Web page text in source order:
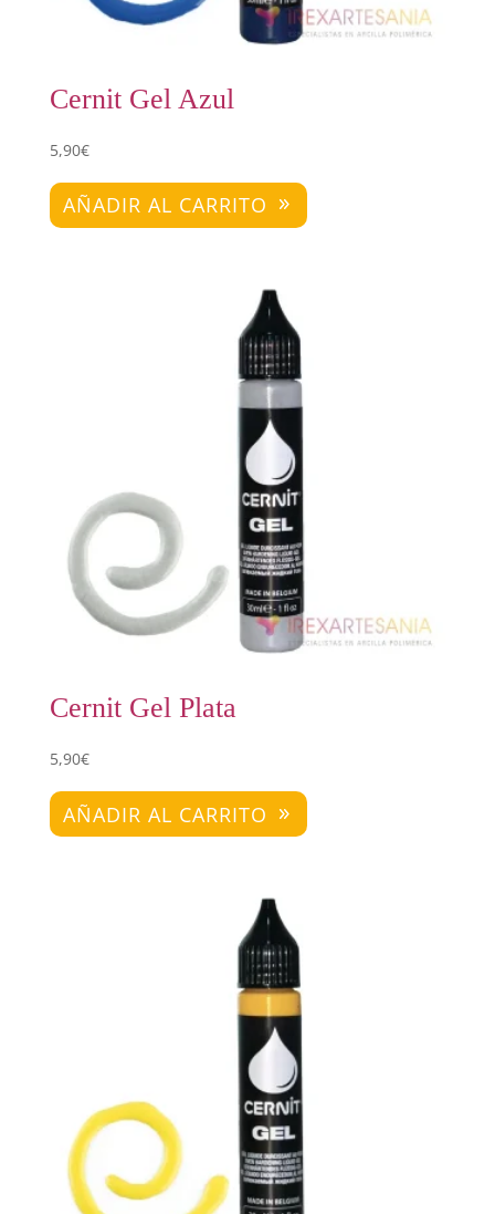
Cernit Gel Azul
5,90€
AÑADIR AL CARRITO
Cernit Gel Plata
5,90€
AÑADIR AL CARRITO